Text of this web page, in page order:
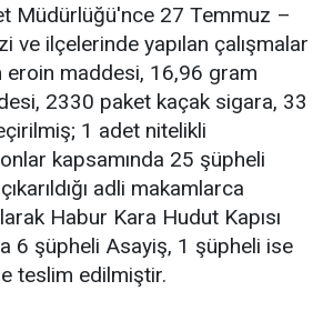
Müdürlüğü'nce 27 Temmuz –
ve ilçelerinde yapılan çalışmalar
maddesi, 16,96 gram
2330 paket kaçak sigara, 33
1 adet nitelikli
kapsamında 25 şüpheli
adli makamlarca
Habur Kara Hudut Kapısı
6 şüpheli Asayiş, 1 şüpheli ise
teslim edilmiştir.